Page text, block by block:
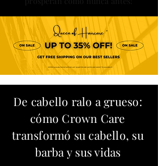
De cabello ralo a grueso:
cómo Crown Care
transformó su cabello, su
barba y sus vidas